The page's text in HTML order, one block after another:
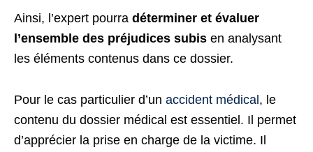
Ainsi, l’expert pourra déterminer et évaluer
l’ensemble des préjudices subis en analysant
les éléments contenus dans ce dossier.
Pour le cas particulier d’un accident médical, le
contenu du dossier médical est essentiel. Il permet
d’apprécier la prise en charge de la victime. Il